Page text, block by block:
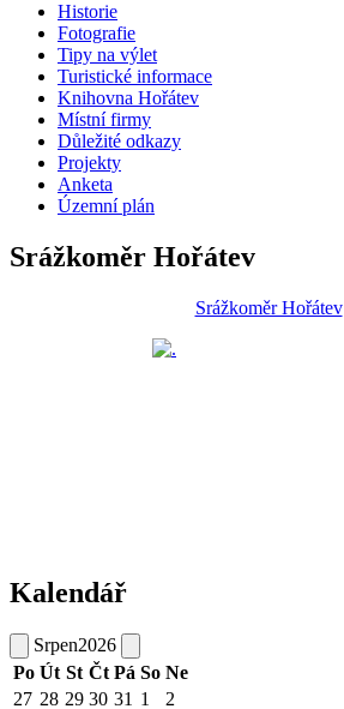
Historie
Fotografie
Tipy na výlet
Turistické informace
Knihovna Hořátev
Místní firmy
Důležité odkazy
Projekty
Anketa
Územní plán
Srážkoměr Hořátev
Srážkoměr Hořátev
Kalendář
Srpen2026
Po Út St Čt Pá So Ne
27 28 29 30 31 1
2